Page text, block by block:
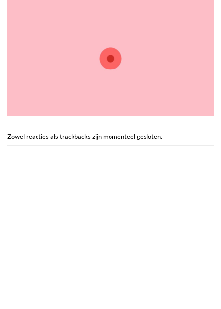
Zowel reacties als trackbacks zijn momenteel gesloten.